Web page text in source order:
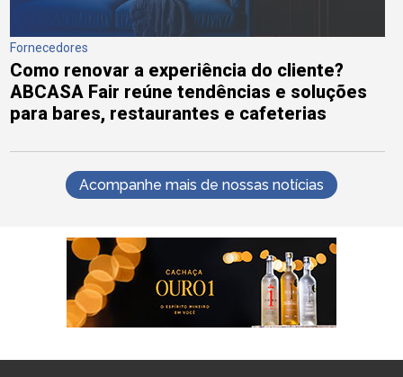
Fornecedores
Como renovar a experiência do cliente?
ABCASA Fair reúne tendências e soluções
para bares, restaurantes e cafeterias
Acompanhe mais de nossas notícias